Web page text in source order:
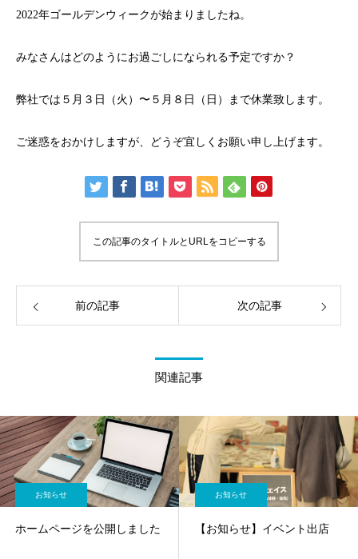
2022年ゴールデンウィークが始まりましたね。
みなさんはどのようにお過ごしになられる予定ですか？
弊社では５月３日（火）〜５月８日（日）まで休業致します。
ご迷惑をおかけしますが、どうぞ宜しくお願い申し上げます。
この記事のタイトルとURLをコピーする
前の記事 次の記事
関連記事
お知らせ
ホームページを公開しました
お知らせ
【お知らせ】イベント出店